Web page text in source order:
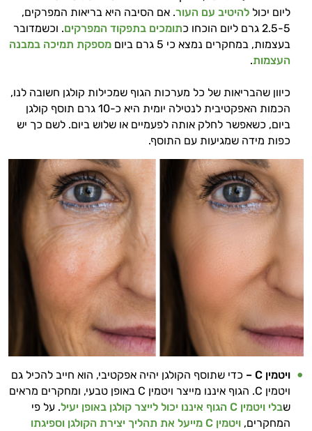
ליום יכול להיטיב עם העור. אם הסיבה היא בריאות המפרקים,
2.5-5 גרם ליום הוכחו כ
תומכים בתפקוד המפרקים. וכשמדובר
בעצמות, במחקרים נמצא כי 5 גרם ביום
מספקת תמיכה במבנה
העצמות.
כיוון שהבריאות של כל מערכות הגוף שמכילות קולגן חשובה לנו,
הכמות האפקטיבית לנטילה יומית היא כ-10 גרם תוסף קולגן
ביום, כשאפשר לחלק אותה לפעמיים או שלוש ביום. לשם כך יש
כפות מידה שמגיעות עם התוסף.
ויטמין C
– כדי שתוסף הקולגן יהיה אפקטיבי, הוא חייב להכיל גם
ויטמין C. הגוף איננו מייצר ויטמין C באופן טבעי, ומחקרים מראים
שבלי ויטמין C הגוף איננו יכול לייצר קולגן באופן יעיל
. על פי
המחקרים,
ויטמין C מייעל את תהליך יצירת הקולגן וספיגתו
אני כאן כדי לעזור לך להתאים את תוספי
התזונה ומוצרי הבריאות המדויקים למטרות
ולמצב הגופני שלך, ולהסביר לך אילו רכיבים
עובדים יחד כדי למקסם תוצאות גם בחיי היום
המטרה שלי היא להתאים עבורך המלצות
אישיות מבוססות מדעית.
זה הזמן להתחיל. איך אוכל לעזור?